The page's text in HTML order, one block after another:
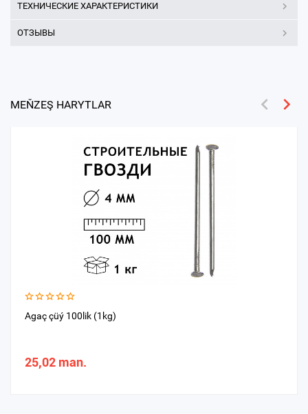
ТЕХНИЧЕСКИЕ ХАРАКТЕРИСТИКИ
ОТЗЫВЫ
MEŇZEŞ HARYTLAR
Agaç çüý 100lik (1kg)
25,02 man.